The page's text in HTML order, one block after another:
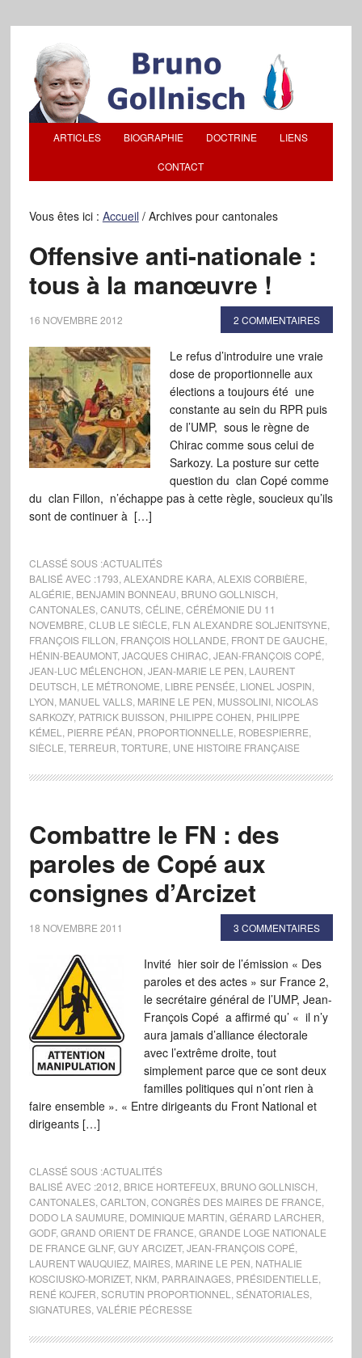
ARTICLES BIOGRAPHIE DOCTRINE LIENS
CONTACT
Vous êtes ici : Accueil /Archives pour cantonales
Offensive anti-nationale :
tous à la manœuvre !
16 NOVEMBRE 2012 2 COMMENTAIRES
Le refus d’introduire une vraie
dose de proportionnelle aux
élections a toujours été une
constante au sein du RPR puis
de l’UMP, sous le règne de
Chirac comme sous celui de
Sarkozy. La posture sur cette
question du clan Copé comme
du clan Fillon, n’échappe pas à cette règle, soucieux qu’ils
sont de continuer à […]
CLASSÉ SOUS :ACTUALITÉS
BALISÉ AVEC :1793 ALEXANDRE KARA, ALEXIS CORBIÈRE
ALGÉRIE BENJAMIN BONNEAU BRUNO GOLLNISCH
CANTONALES, CANUTS, CÉLINE CÉRÉMONIE DU 11
NOVEMBRE CLUB LE SIÈCLE FLN ALEXANDRE SOLJENITSYNE
FRANÇOIS FILLON FRANÇOIS HOLLANDE FRONT DE GAUCHE
HÉNIN-BEAUMONT, JACQUES CHIRAC JEAN-FRANÇOIS COPÉ
JEAN-LUC MÉLENCHON JEAN-MARIE LE PEN LAURENT
DEUTSCH LE MÉTRONOME LIBRE PENSÉE LIONEL JOSPIN
LYON MANUEL VALLS, MARINE LE PEN MUSSOLINI, NICOLAS
SARKOZY, PATRICK BUISSON PHILIPPE COHEN PHILIPPE
KÉMEL
PIERRE PÉAN PROPORTIONNELLE ROBESPIERRE
SIÈCLE TERREUR TORTURE UNE HISTOIRE FRANÇAISE
Combattre le FN : des
paroles de Copé aux
consignes d’Arcizet
18 NOVEMBRE 2011 3 COMMENTAIRES
Invité hier soir de l’émission « Des
paroles et des actes » sur France 2,
le secrétaire général de l’UMP, Jean-
François Copé a affirmé qu’ « il n’y
aura jamais d’alliance électorale
avec l’extrême droite, tout
simplement parce que ce sont deux
familles politiques qui n’ont rien à
faire ensemble ». « Entre dirigeants du Front National et
dirigeants […]
CLASSÉ SOUS :ACTUALITÉS
BALISÉ AVEC :2012 BRICE HORTEFEUX, BRUNO GOLLNISCH
CANTONALES, CARLTON CONGRÈS DES MAIRES DE FRANCE
DODO LA SAUMURE DOMINIQUE MARTIN GÉRARD LARCHER
GODF, GRAND ORIENT DE FRANCE GRANDE LOGE NATIONALE
DE FRANCE GLNF, GUY ARCIZET, JEAN-FRANÇOIS COPÉ
LAURENT WAUQUIEZ, MAIRES, MARINE LE PEN NATHALIE
KOSCIUSKO-MORIZET, NKM PARRAINAGES, PRÉSIDENTIELLE
RENÉ KOJFER SCRUTIN PROPORTIONNEL SÉNATORIALES,
SIGNATURES, VALÉRIE PÉCRESSE